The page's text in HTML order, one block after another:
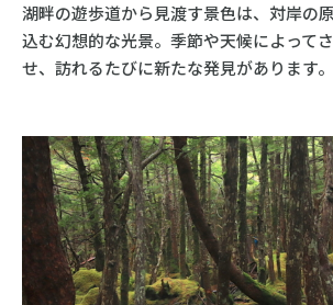
湖畔の遊歩道から見渡す景色は、対岸の
込む幻想的な光景。季節や天候によって
せ、訪れるたびに新たな発見があります。